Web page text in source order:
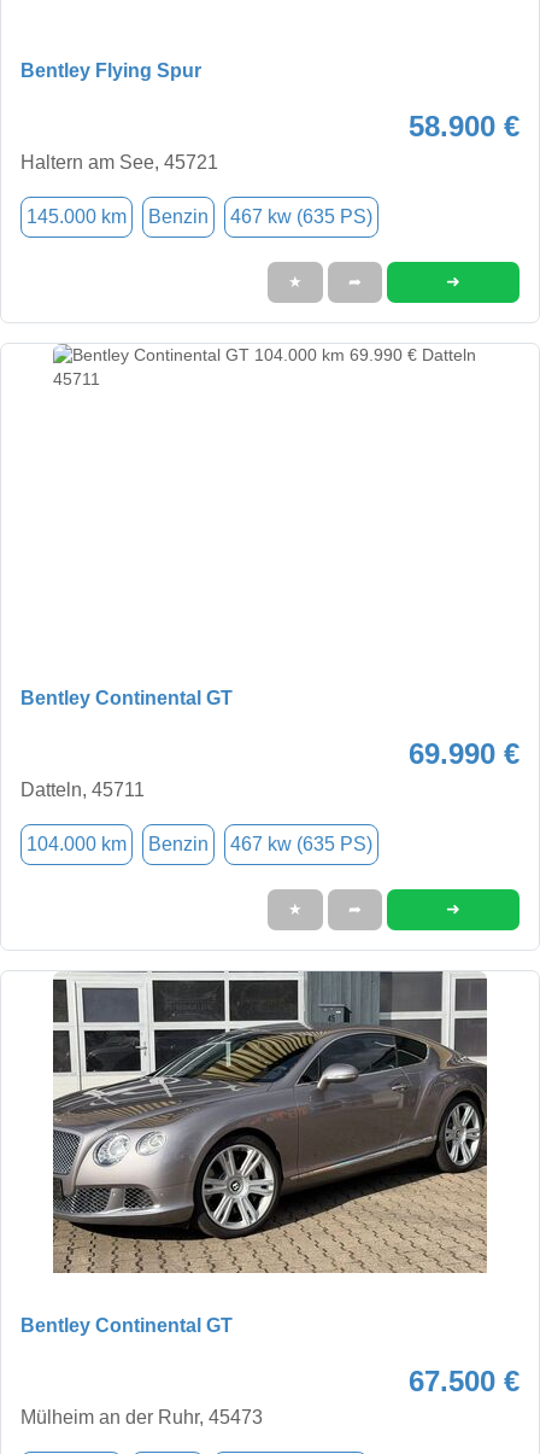
Bentley Flying Spur
58.900 €
Haltern am See, 45721
145.000 km Benzin 467 kw (635 PS)
★ ➦ ➜
Bentley Continental GT
69.990 €
Datteln, 45711
104.000 km Benzin 467 kw (635 PS)
★ ➦ ➜
Bentley Continental GT
67.500 €
Mülheim an der Ruhr, 45473